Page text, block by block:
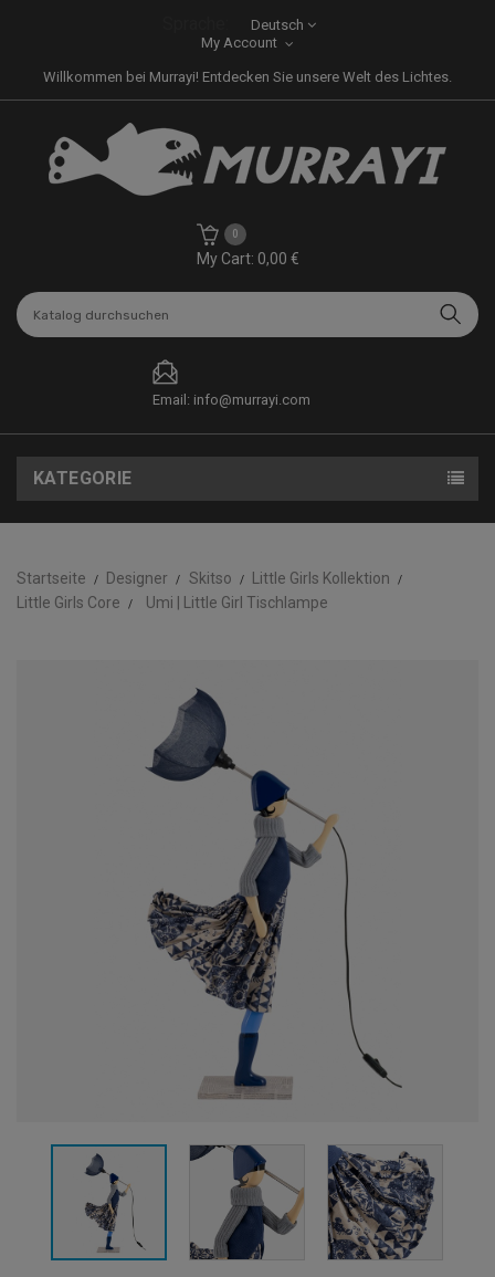
Deutsch
My Account
Willkommen bei Murrayi! Entdecken Sie unsere Welt des Lichtes.
My Cart: 0,00 €
0
Email: info@murrayi.com
KATEGORIE
Startseite Designer Skitso
Little Girls Kollektion
Little Girls Core
Umi | Little Girl Tischlampe